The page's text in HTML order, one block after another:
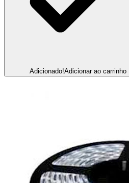
Adicionado!Adicionar ao carrinho